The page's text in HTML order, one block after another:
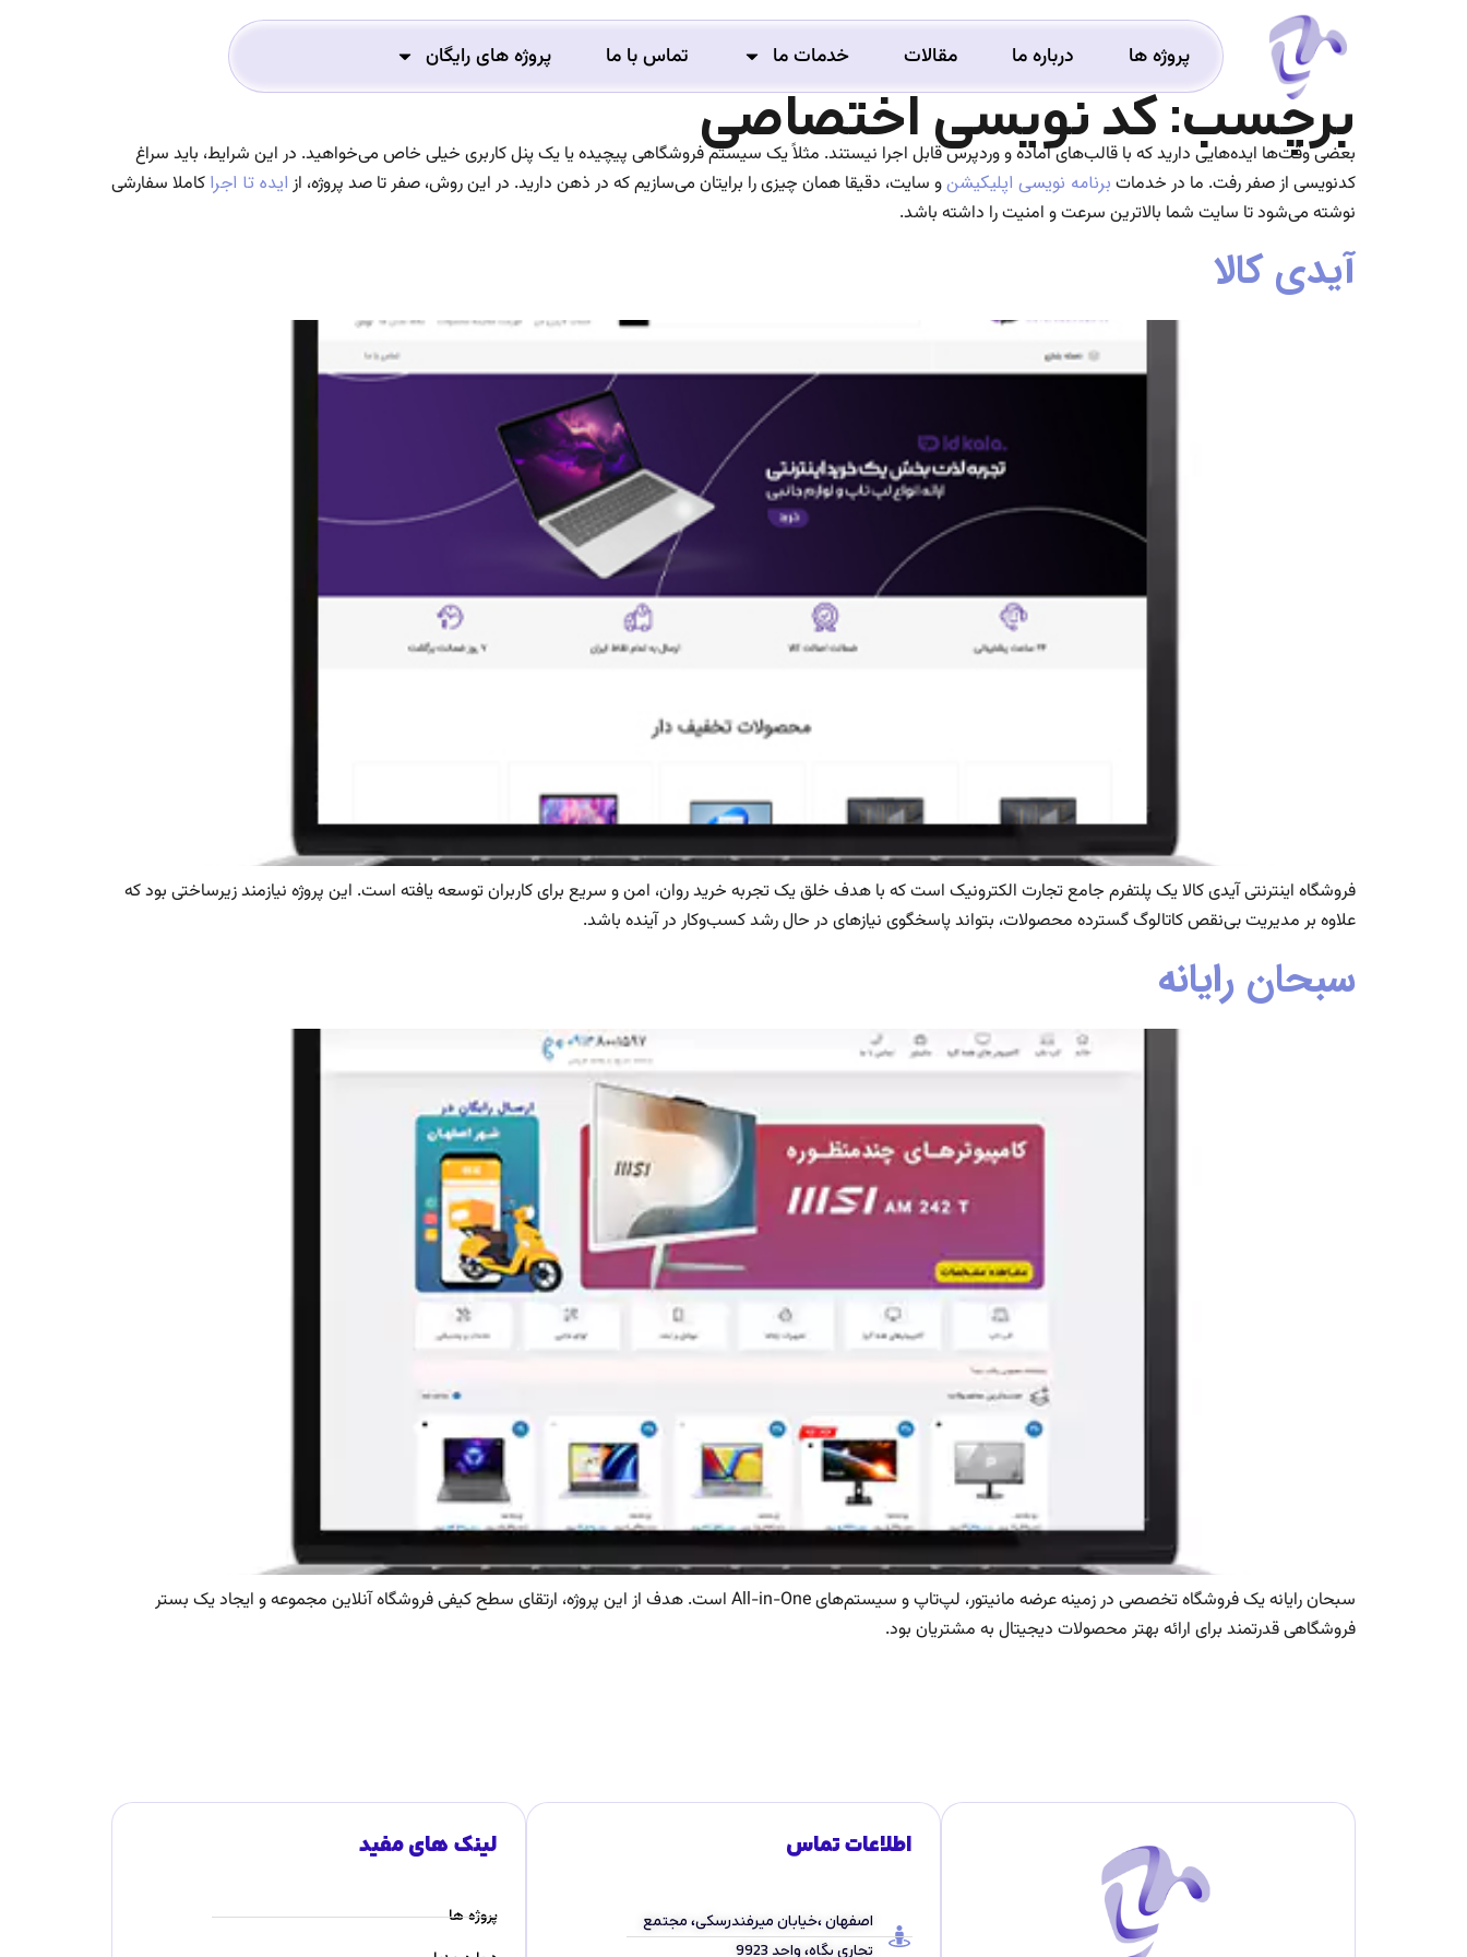
پروژه ها درباره ما مقالات خدمات ما تماس با ما پروژه های رایگان
برچسب:کد نویسی اختصاصی
بعضی وقت‌ها ایده‌هایی دارید که با قالب‌های آماده و وردپرس قابل اجرا نیستند. مثلاً یک سیستم فروشگاهی پیچیده یا یک پنل کاربری خیلی خاص می‌خواهید. در این شرایط، باید سراغ
کدنویسی از صفر رفت. ما در خدمات برنامه نویسی اپلیکیشنو سایت، دقیقا همان چیزی را برایتان می‌سازیم که در ذهن دارید. در این روش، صفر تا صد پروژه، از ایده تا اجرا کاملا سفارشی
نوشته می‌شود تا سایت شما بالاترین سرعت و امنیت را داشته باشد.
آیدی کالا
فروشگاه اینترنتی آیدی کالا یک پلتفرم جامع تجارت الکترونیک است که با هدف خلق یک تجربه خرید روان، امن و سریع برای کاربران توسعه یافته است. این پروژه نیازمند زیرساختی بود که
علاوه بر مدیریت بی‌نقص کاتالوگ گسترده محصولات، بتواند پاسخگوی نیازهای در حال رشد کسب‌وکار در آینده باشد.
سبحان رایانه
سبحان رایانه یک فروشگاه تخصصی در زمینه عرضه مانیتور، لپ‌تاپ و سیستم‌های All-in-One است. هدف از این پروژه، ارتقای سطح کیفی فروشگاه آنلاین مجموعه و ایجاد یک بستر
فروشگاهی قدرتمند برای ارائه بهتر محصولات دیجیتال به مشتریان بود.
اطلاعات تماس
اصفهان ،خیابان میرفندرسکی، مجتمع
تجاری پگاه، واحد 9923
لینک های مفید
پروژه ها